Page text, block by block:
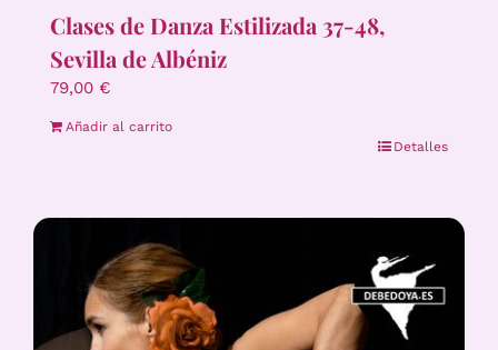
Clases de Danza Estilizada 37-48,
Sevilla de Albéniz
79,00 €
Añadir al carrito
Detalles